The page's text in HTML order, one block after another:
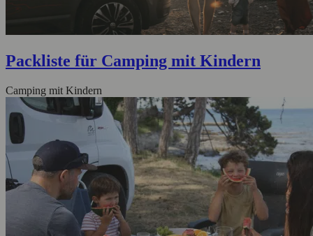
Packliste für Camping mit Kindern
Camping mit Kindern